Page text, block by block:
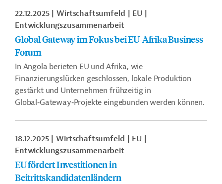
22.12.2025 Wirtschaftsumfeld
EU
Entwicklungszusammenarbeit
Global Gateway im Fokus bei EU-Afrika Business
Forum
In Angola berieten EU und Afrika, wie
Finanzierungslücken geschlossen, lokale Produktion
gestärkt und Unternehmen frühzeitig in
Global‑Gateway‑Projekte eingebunden werden können.
18.12.2025 Wirtschaftsumfeld
EU
Entwicklungszusammenarbeit
EU fördert Investitionen in
Beitrittskandidatenländern